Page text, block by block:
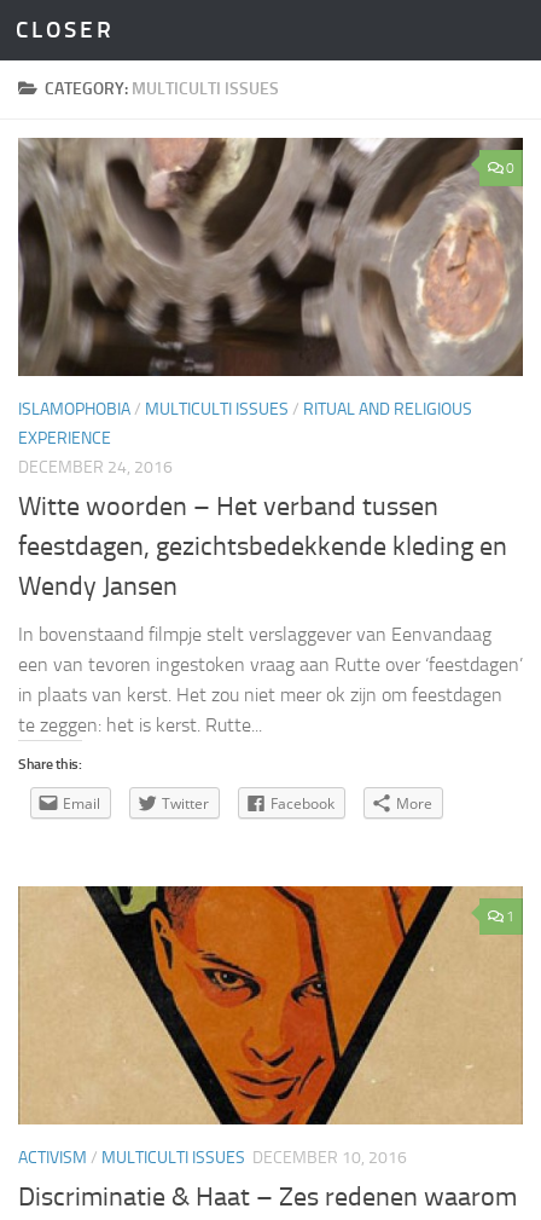
Skip to content
C L O S E R
CATEGORY: MULTICULTI ISSUES
0
ISLAMOPHOBIA/ MULTICULTI ISSUES / RITUAL AND RELIGIOUS
EXPERIENCE
DECEMBER 24, 2016
Witte woorden – Het verband tussen
feestdagen, gezichtsbedekkende kleding en
Wendy Jansen
In bovenstaand filmpje stelt verslaggever van Eenvandaag
een van tevoren ingestoken vraag aan Rutte over ‘feestdagen’
in plaats van kerst. Het zou niet meer ok zijn om feestdagen
te zeggen: het is kerst. Rutte...
Share this:
Email Twitter Facebook More
1
ACTIVISM / MULTICULTI ISSUES DECEMBER 10, 2016
Discriminatie & Haat – Zes redenen waarom